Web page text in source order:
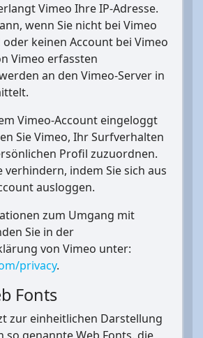
Vimeo Ihre IP-Adresse.
wenn Sie nicht bei Vimeo
keinen Account bei Vimeo
Vimeo erfassten
an den Vimeo-Server in
Vimeo-Account eingeloggt
Sie Vimeo, Ihr Surfverhalten
Profil zuzuordnen.
verhindern, indem Sie sich aus
ausloggen.
zum Umgang mit
Sie in der
von Vimeo unter:
privacy.
Fonts
zur einheitlichen Darstellung